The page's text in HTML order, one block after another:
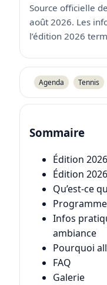
Source officielle
août 2026. Les
l’édition 2026
Agenda Tennis
Sommaire
Édition
Édition
Qu’est-ce
Infos
ambiance
Pourquoi
FAQ
Galerie